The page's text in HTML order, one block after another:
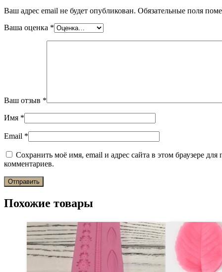
Ваш адрес email не будет опубликован. Обязательные поля
Ваша оценка *
Ваш отзыв *
Имя *
Email *
Сохранить моё имя, email и адрес сайта в этом браузере
комментариев.
Похожие товары